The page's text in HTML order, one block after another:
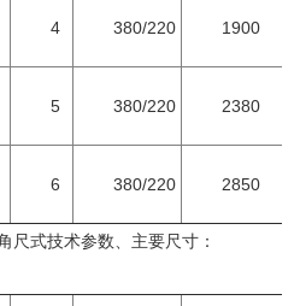
4 380/220 1900
5 380/220 2380
6 380/220 2850
尺式技术参数、主要尺寸：